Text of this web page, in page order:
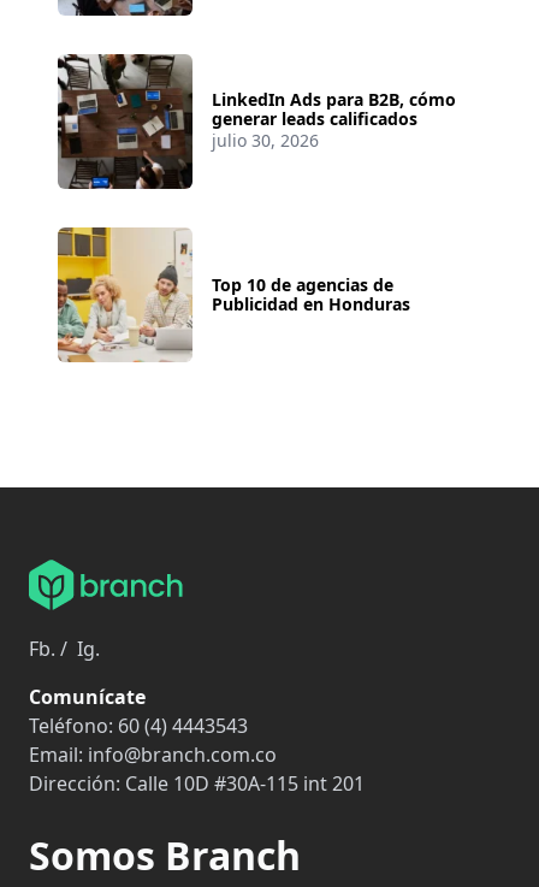
LinkedIn Ads para B2B, cómo
generar leads calificados
julio 30, 2026
Top 10 de agencias de
Publicidad en Honduras
Fb. / Ig.
Comunícate
Teléfono: 60 (4) 4443543
Email: info@branch.com.co
Dirección: Calle 10D #30A-115 int 201
Somos Branch